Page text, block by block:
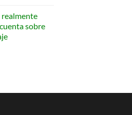
realmente
sobre